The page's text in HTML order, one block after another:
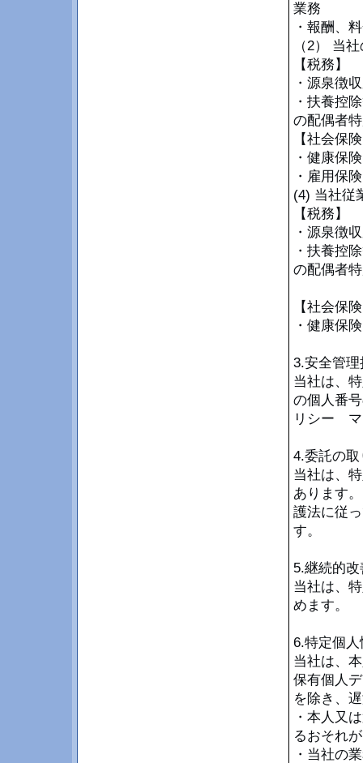
業務
・報酬、
（2） 当
【税務】
・源泉徴
・扶養控
の配偶者
【社会保
・健康保
・雇用保
(4) 当社従
【税務】
・源泉徴
・扶養控
の配偶者
【社会保
・健康保
3.安全管
当社は、
の個人番
リシー マ
4.委託の
当社は、
あります
護法に従
す。
5.継続的改
当社は、
めます。
6.特定個
当社は、
保有個人
を除き、
・本人又
るおそれ
・当社の